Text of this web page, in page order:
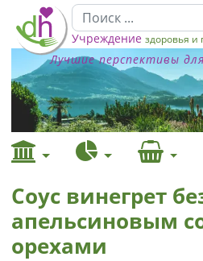
Учреждение здоровья и
Лучшие перспективы
Соус винегрет
апельсиновым
орехами